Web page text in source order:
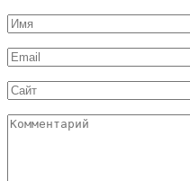
Имя
*
Email
*
Сайт
Комментарий